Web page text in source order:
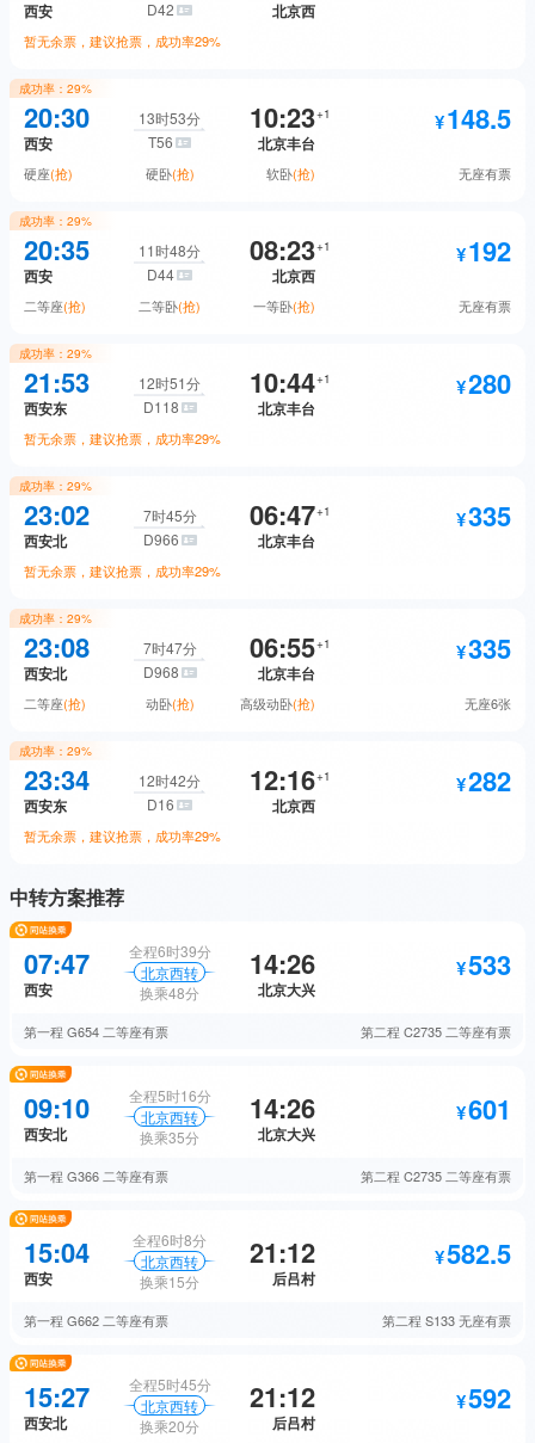
商务座
无座 预订
一等卧
无座 预订
西安
D42
北京西
暂无余票，建议抢票，成功率29%
二等座 抢票
一等卧
无座 抢票
成功率： 29%
20:30
西安
13时53分
T56
10:23+1
北京丰台
148.5
硬座(抢) 硬卧(抢) 软卧(抢) 无座有票
硬座 抢票
软卧
无座 预订
成功率： 29%
20:35
西安
11时48分
D44
08:23+1
北京西
192
二等座(抢) 二等卧(抢) 一等卧(抢) 无座有票
二等座 抢票
一等卧
无座 预订
成功率： 29%
21:53
西安东
12时51分
D118
10:44+1
北京丰台
280
暂无余票，建议抢票，成功率29%
二等座 抢票
一等卧
无座 抢票
成功率： 29%
23:02
西安北
7时45分
D966
06:47+1
北京丰台
335
暂无余票，建议抢票，成功率29%
二等座 抢票
高级动卧
无座
成功率： 29%
23:08
西安北
7时47分
D968
06:55+1
北京丰台
335
二等座(抢) 动卧(抢) 高级动卧(抢) 无座6张
二等座 抢票
无座 335 预订
成功率： 29%
23:34
西安东
12时42分
D16
12:16+1
北京西
282
暂无余票，建议抢票，成功率29%
二等座
二等卧
一等卧
无座 282 抢票
中转方案推荐
07:47
西安
全程6时39分
北京西转
换乘48分
14:26
北京大兴
533
第一程 G654 二等座有票 第二程 C2735 二等座有票
09:10
西安北
全程5时16分
北京西转
换乘35分
14:26
北京大兴
601
第一程 G366 二等座有票 第二程 C2735 二等座有票
15:04
西安
全程6时8分
北京西转
换乘15分
21:12
后吕村
582.5
第一程 G662 二等座有票 第二程 S133无座有票
15:27
西安北
全程5时45分
北京西转
换乘20分
21:12
后吕村
592